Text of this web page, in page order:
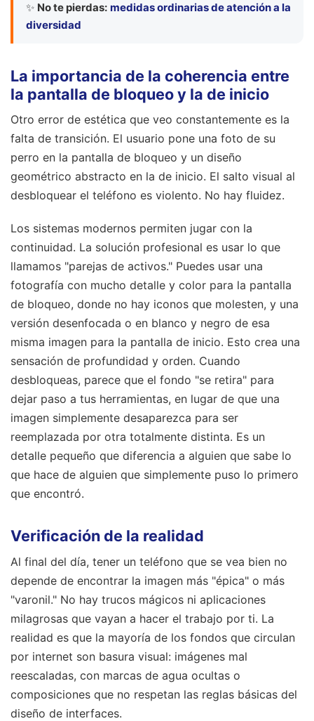
✨ No te pierdas: medidas ordinarias de atención a la
diversidad
La importancia de la coherencia entre
la pantalla de bloqueo y la de inicio
Otro error de estética que veo constantemente es la
falta de transición. El usuario pone una foto de su
perro en la pantalla de bloqueo y un diseño
geométrico abstracto en la de inicio. El salto visual al
desbloquear el teléfono es violento. No hay fluidez.
Los sistemas modernos permiten jugar con la
continuidad. La solución profesional es usar lo que
llamamos "parejas de activos." Puedes usar una
fotografía con mucho detalle y color para la pantalla
de bloqueo, donde no hay iconos que molesten, y una
versión desenfocada o en blanco y negro de esa
misma imagen para la pantalla de inicio. Esto crea una
sensación de profundidad y orden. Cuando
desbloqueas, parece que el fondo "se retira" para
dejar paso a tus herramientas, en lugar de que una
imagen simplemente desaparezca para ser
reemplazada por otra totalmente distinta. Es un
detalle pequeño que diferencia a alguien que sabe lo
que hace de alguien que simplemente puso lo primero
que encontró.
Verificación de la realidad
Al final del día, tener un teléfono que se vea bien no
depende de encontrar la imagen más "épica" o más
"varonil." No hay trucos mágicos ni aplicaciones
milagrosas que vayan a hacer el trabajo por ti. La
realidad es que la mayoría de los fondos que circulan
por internet son basura visual: imágenes mal
reescaladas, con marcas de agua ocultas o
composiciones que no respetan las reglas básicas del
diseño de interfaces.